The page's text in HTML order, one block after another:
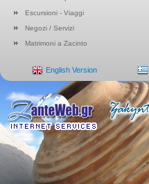
Escursioni - Viaggi
Negozi / Servizi
Matrimoni a Zacinto
English Version